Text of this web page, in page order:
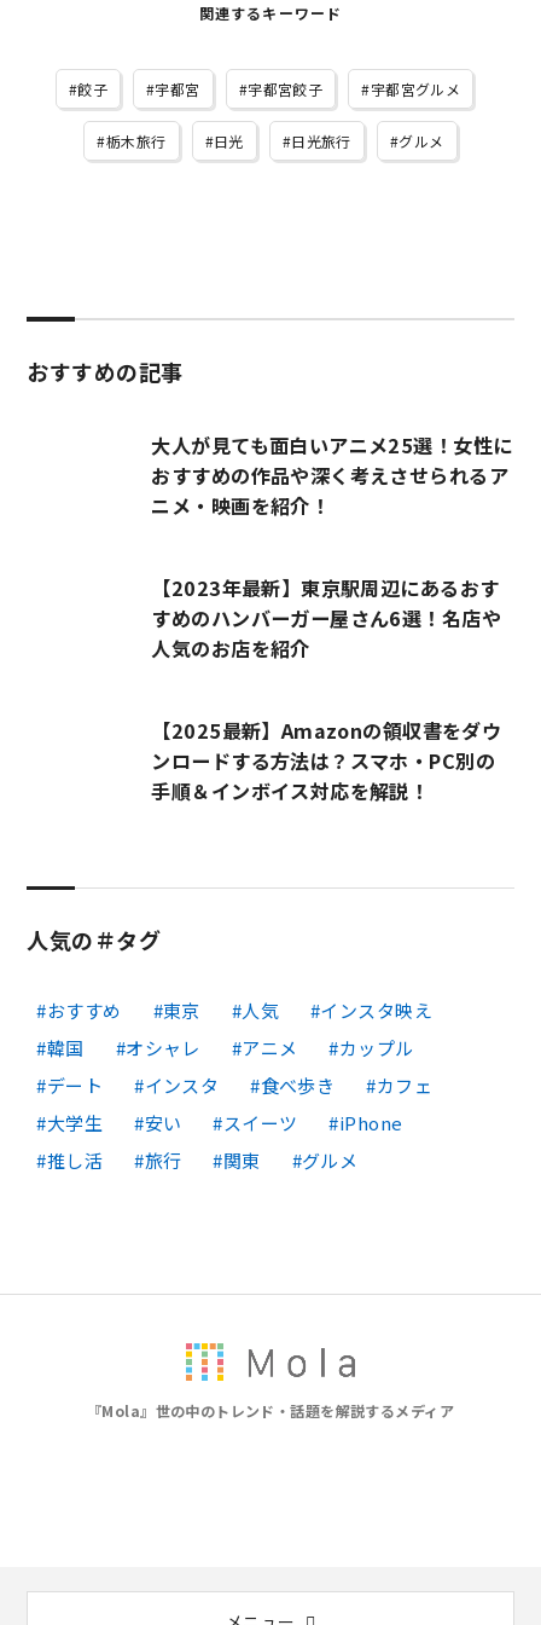
関連するキーワード
餃子 宇都宮 宇都宮餃子 宇都宮グルメ
栃木旅行 日光 日光旅行 グルメ
おすすめの記事
大人が見ても面白いアニメ25選！女性に
おすすめの作品や深く考えさせられるア
ニメ・映画を紹介！
【2023年最新】東京駅周辺にあるおす
すめのハンバーガー屋さん6選！名店や
人気のお店を紹介
【2025最新】Amazonの領収書をダウ
ンロードする方法は？スマホ・PC別の
手順＆インボイス対応を解説！
人気の＃タグ
おすすめ 東京 人気
インスタ映え
韓国
オシャレ アニメ
カップル
デート
インスタ 食べ歩き
カフェ
大学生
安い スイーツ
iPhone
推し活
旅行 関東 グルメ
『Mola』世の中のトレンド・話題を解説するメディア